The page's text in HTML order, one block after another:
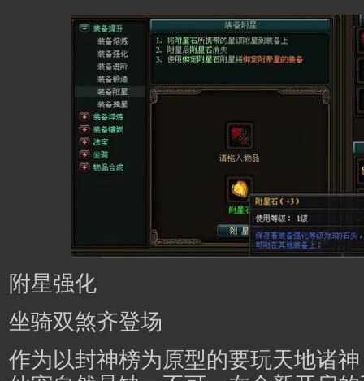
附星强化
坐骑双煞齐登场
作为以封神榜为原型的要玩天地诸